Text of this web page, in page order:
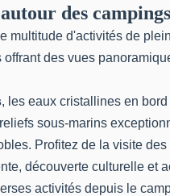
des campings
multitude d'activités de
des vues
, les eaux cristallines en
sous-marins
Profitez de la visite
découverte culturelle et
activités depuis le